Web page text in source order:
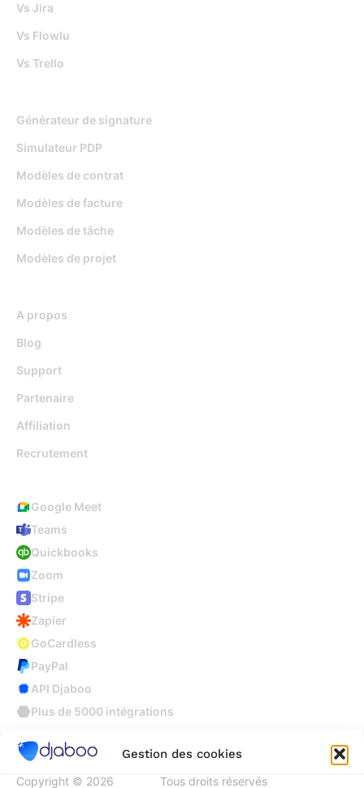
Gestion des cookies
Vs Jira
Vs Flowlu
Vs Trello
Générateur de signature
Simulateur PDP
Modèles de contrat
Modèles de facture
Modèles de tâche
Modèles de projet
A propos
Blog
Support
Partenaire
Affiliation
Recrutement
Google Meet
Teams
Quickbooks
Zoom
Stripe
Zapier
GoCardless
PayPal
API Djaboo
Plus de 5000 intégrations
Copyright © 2026 Tous droits réservés